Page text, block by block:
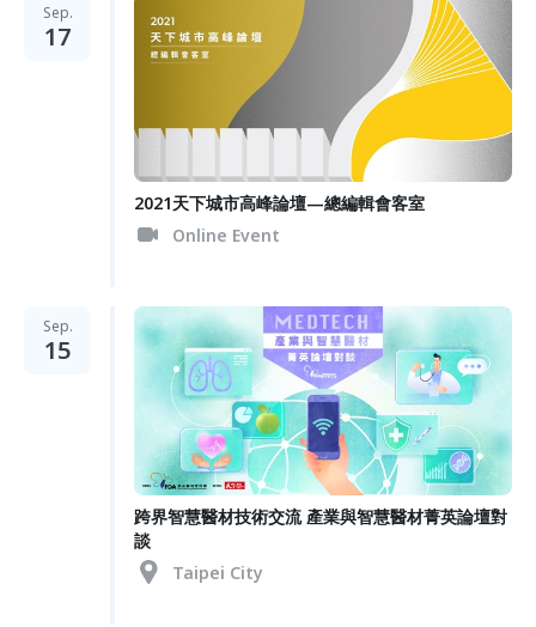
Sep.
17
2021天下城市高峰論壇—總編輯會客室
Online Event
Sep.
15
跨界智慧醫材技術交流 產業與智慧醫材菁英論壇對
談
Taipei City